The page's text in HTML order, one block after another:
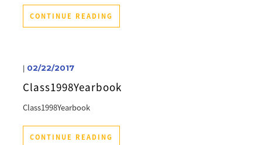
CONTINUE READING
| 02/22/2017
Class1998Yearbook
Class1998Yearbook
CONTINUE READING